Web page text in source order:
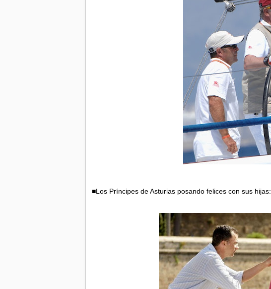
■Los Príncipes de Asturias posando felices con sus hijas: